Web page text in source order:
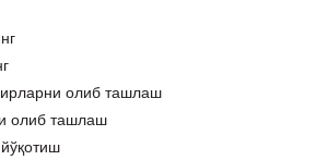
олиб ташлаш
олиб ташлаш